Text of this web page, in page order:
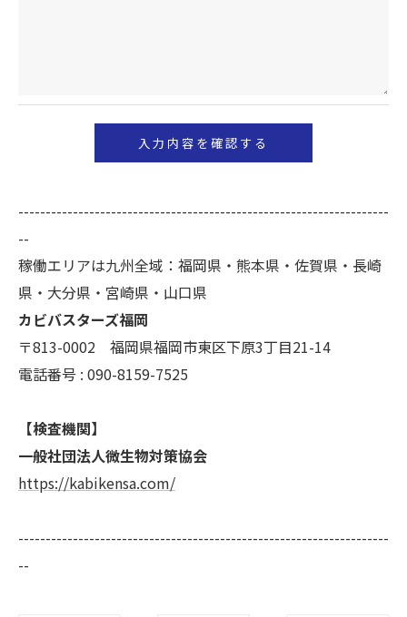
当社では、お客様の個人情報の開示･訂正･削除・利
個人情報の開示･訂正･削除・利用停止の具体的手続
きにつきましては、お電話でお問合せ下さい。
--------------------------------------------------------------------
--
稼働エリアは九州全域：福岡県・熊本県・佐賀県・長崎
県・大分県・宮崎県・山口県
カビバスターズ福岡
〒813-0002 福岡県福岡市東区下原3丁目21-14
電話番号 : 090-8159-7525
【検査機関】
一般社団法人微生物対策協会
https://kabikensa.com/
--------------------------------------------------------------------
--